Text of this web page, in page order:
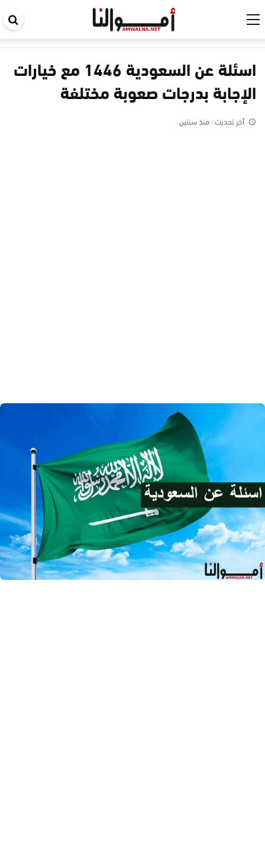
اسئلة عن السعودية 1446 مع خيارات
الإجابة بدرجات صعوبة مختلفة
آخر تحديث :منذ سنتين